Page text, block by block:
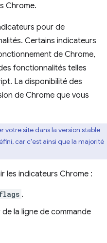
Chrome.
pour de
Certains indicateurs
de Chrome,
fonctionnalités telles
La disponibilité des
de Chrome que vous
votre site dans la version stable
car c'est ainsi que la majorité
les indicateurs Chrome :
.
la ligne de commande